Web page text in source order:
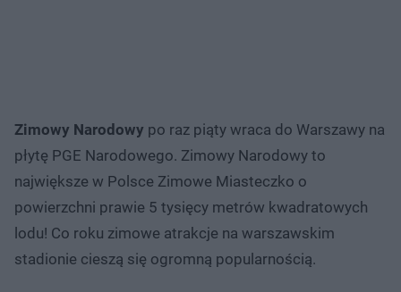
Zimowy Narodowy po raz piąty wraca do Warszawy na
płytę PGE Narodowego. Zimowy Narodowy to
największe w Polsce Zimowe Miasteczko o
powierzchni prawie 5 tysięcy metrów kwadratowych
lodu! Co roku zimowe atrakcje na warszawskim
stadionie cieszą się ogromną popularnością.